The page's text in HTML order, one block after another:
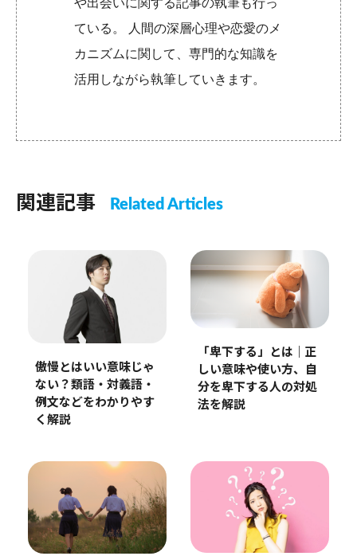
や出会いに関する記事の執筆も行っ
ている。 人間の深層心理や恋愛のメ
カニズムに関して、専門的な知識を
活用しながら執筆していきます。
関連記事 Related Articles
傲慢とはいい意味じゃ
ない？類語・対義語・
例文などをわかりやす
く解説
「卑下する」とは｜正
しい意味や使い方、自
分を卑下する人の対処
法を解説